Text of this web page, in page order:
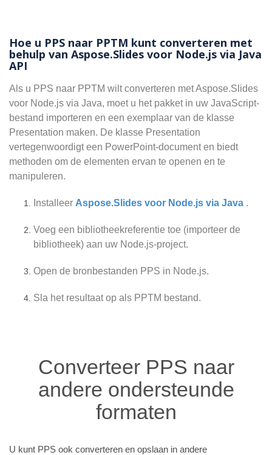
Hoe u PPS naar PPTM kunt converteren met
behulp van Aspose.Slides voor Node.js via Java
API
Als u PPS naar PPTM wilt converteren met Aspose.Slides
voor Node.js via Java, moet u het pakket in uw JavaScript-
bestand importeren en een exemplaar van de klasse
Presentation maken. De klasse Presentation
vertegenwoordigt een PowerPoint-document en biedt
methoden om de elementen ervan te openen en te
manipuleren.
Installeer Aspose.Slides voor Node.js via Java .
Voeg een bibliotheekreferentie toe (importeer de
bibliotheek) aan uw Node.js-project.
Open de bronbestanden PPS in Node.js.
Sla het resultaat op als PPTM bestand.
Converteer PPS naar
andere ondersteunde
formaten
U kunt PPS ook converteren en opslaan in andere